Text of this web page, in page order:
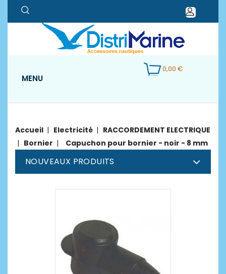
0,00 €
MENU
Accueil Electricité
RACCORDEMENT ELECTRIQUE
Bornier
Capuchon pour bornier - noir - 8 mm
NOUVEAUX PRODUITS